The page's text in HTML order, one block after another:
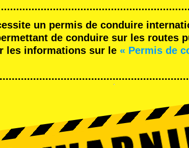
un permis de conduire
de conduire sur les routes
les informations sur le « Permis de